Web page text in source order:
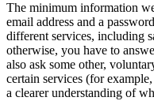
The minimum information
email address and a
different services, including
otherwise, you have to
also ask some other,
certain services (for
a clearer understanding of